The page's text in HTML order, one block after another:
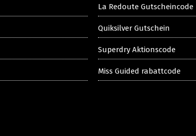
La Redoute Gutscheincode
Quiksilver Gutschein
Superdry Aktionscode
Miss Guided rabattcode